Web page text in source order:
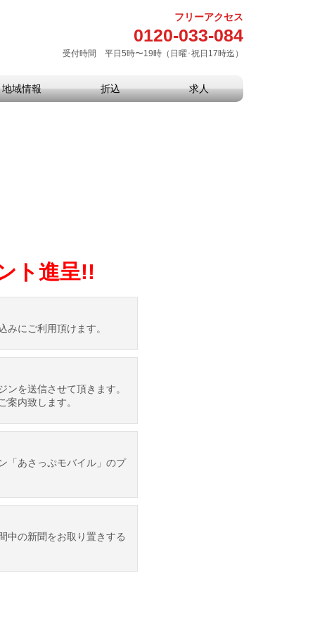
フリーアクセス
0120-033-084
受付時間 平日5時〜19時（日曜･祝日17時迄）
地域情報 折込 求人
ト進呈!!
にご利用頂けます。
を送信させて頂きます。
案内致します。
「あさっぷモバイル」のプ
中の新聞をお取り置きする